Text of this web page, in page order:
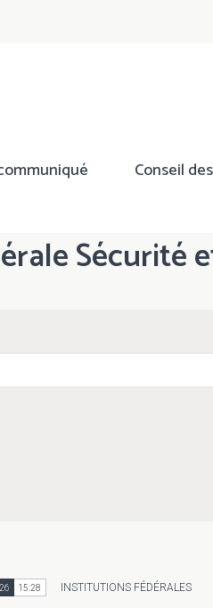
Conseil
Sécurité
15:28 INSTITUTIONS FÉDÉRALES